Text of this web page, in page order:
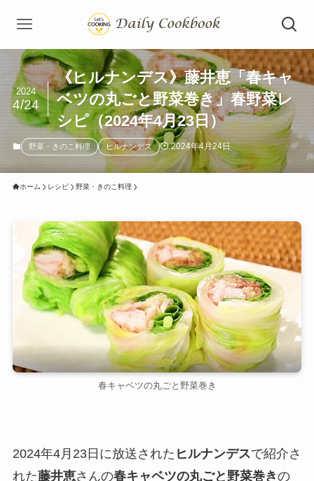
《ヒルナンデス》藤井恵「春キャ
ベツの丸ごと野菜巻き」春野菜レ
シピ（2024年4月23日）
2024
4/24
野菜・きのこ料理 ヒルナンデス 2024年4月24日
ホーム レシピ 野菜・きのこ料理
春キャベツの丸ごと野菜巻き
2024年4月23日に放送された ヒルナンデスで紹介さ
れた藤井恵さんの春キャベツの丸ごと野菜巻きの